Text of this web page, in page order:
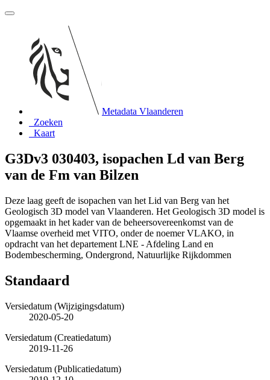
Metadata Vlaanderen
Zoeken
Kaart
G3Dv3 030403, isopachen Ld van Berg
van de Fm van Bilzen
Deze laag geeft de isopachen van het Lid van Berg van het
Geologisch 3D model van Vlaanderen. Het Geologisch 3D model is
opgemaakt in het kader van de beheersovereenkomst van de
Vlaamse overheid met VITO, onder de noemer VLAKO, in
opdracht van het departement LNE - Afdeling Land en
Bodembescherming, Ondergrond, Natuurlijke Rijkdommen
Standaard
Versiedatum (Wijzigingsdatum)
2020-05-20
Versiedatum (Creatiedatum)
2019-11-26
Versiedatum (Publicatiedatum)